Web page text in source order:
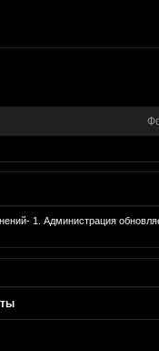
1. Администрация